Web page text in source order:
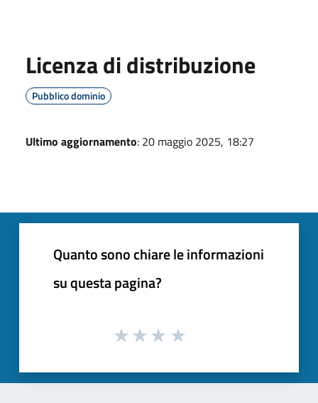
Licenza di distribuzione
Pubblico dominio
Ultimo aggiornamento: 20 maggio 2025, 18:27
Quanto sono chiare le informazioni
su questa pagina?